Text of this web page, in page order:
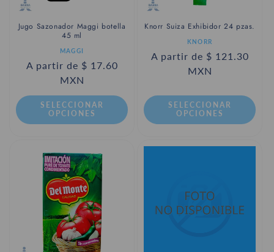
Jugo Sazonador Maggi botella
45 ml
Proveedor:MAGGI
Precio
habitual
A partir de $ 17.60
MXN
SELECCIONAR
OPCIONES
Knorr Suiza Exhibidor 24 pzas.
Proveedor:KNORR
Precio
habitual
A partir de $ 121.30
MXN
SELECCIONAR
OPCIONES